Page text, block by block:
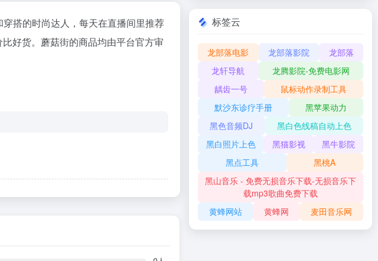
搭的时尚达人，每天在直播间里推荐
好货。蘑菇街的商品均由平台官方审
标签云
龙部落电影 龙部落影院
龙部落
龙轩导航
龙腾影院-免费电影网
龋齿一号
鼠标动作录制工具
默沙东诊疗手册
黑苹果动力
黑色音频DJ
黑白色线稿自动上色
黑白照片上色
黑猫影视
黑牛影院
黑点工具
黑桃A
黑山音乐 - 免费无损音乐下载-无损音乐下
载mp3歌曲免费下载
黄蜂网站
黄蜂网 麦田音乐网